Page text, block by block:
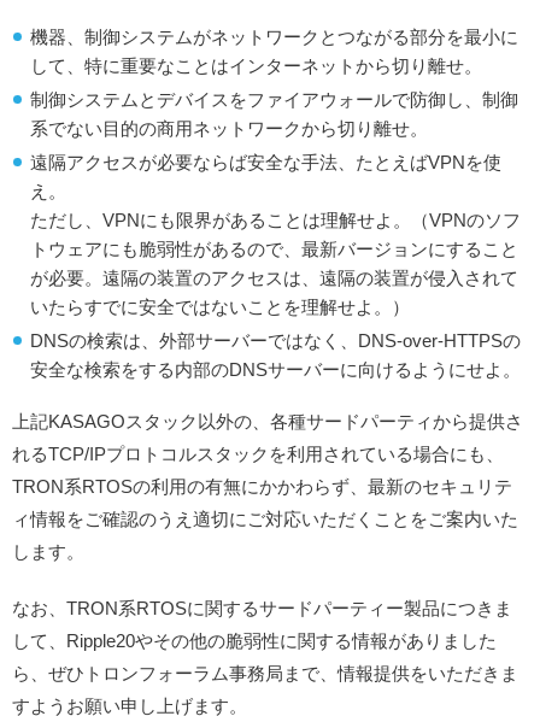
機器、制御システムがネットワークとつながる部分を最小に
して、特に重要なことはインターネットから切り離せ。
制御システムとデバイスをファイアウォールで防御し、制御
系でない目的の商用ネットワークから切り離せ。
遠隔アクセスが必要ならば安全な手法、たとえばVPNを使
え。
ただし、VPNにも限界があることは理解せよ。（VPNのソフ
トウェアにも脆弱性があるので、最新バージョンにすること
が必要。遠隔の装置のアクセスは、遠隔の装置が侵入されて
いたらすでに安全ではないことを理解せよ。）
DNSの検索は、外部サーバーではなく、DNS-over-HTTPSの
安全な検索をする内部のDNSサーバーに向けるようにせよ。
上記KASAGOスタック以外の、各種サードパーティから提供さ
れるTCP/IPプロトコルスタックを利用されている場合にも、
TRON系RTOSの利用の有無にかかわらず、最新のセキュリテ
ィ情報をご確認のうえ適切にご対応いただくことをご案内いた
します。
なお、TRON系RTOSに関するサードパーティー製品につきま
して、Ripple20やその他の脆弱性に関する情報がありました
ら、ぜひトロンフォーラム事務局まで、情報提供をいただきま
すようお願い申し上げます。